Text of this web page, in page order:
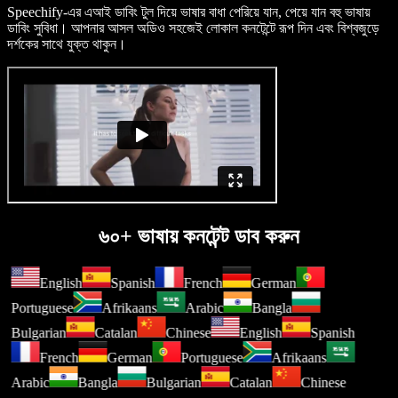
Speechify-এর এআই ডাবিং টুল দিয়ে ভাষার বাধা পেরিয়ে যান, পেয়ে যান বহু ভাষায়
ডাবিং সুবিধা। আপনার আসল অডিও সহজেই লোকাল কনটেন্টে রূপ দিন এবং বিশ্বজুড়ে
দর্শকের সাথে যুক্ত থাকুন।
৬০+ ভাষায় কনটেন্ট ডাব করুন
English Spanish French
German
Portuguese
Afrikaans Arabic
Bangla
Bulgarian
Catalan Chinese English
Spanish
French
German Portuguese
Afrikaans
Arabic
Bangla Bulgarian Catalan Chinese